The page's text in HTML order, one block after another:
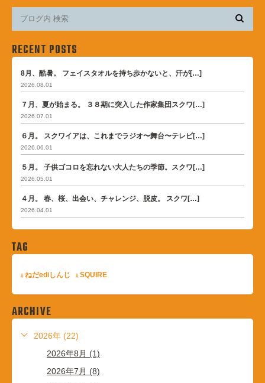
RECENT POSTS
8月、酷暑。 フェイスタオルを持ち歩かないと、汗が[…]
2026.08.01
７月、夏が始まる。 ３８期に突入した作家集団スクワ[…]
2026.07.01
６月。 スクワイアは、これまでラジオ〜舞台〜テレビ[…]
2026.06.01
５月。 子供ゴコロを忘れない大人たちの季節。スクワ[…]
2026.05.01
４月。 春、桜、出会い、チャレンジ、脱皮。 スクワ[…]
2026.04.01
TAG
ねだediしんじ SQUIRE
ARCHIVE
2026年 (22)
2026年8月 (1)
2026年7月 (8)